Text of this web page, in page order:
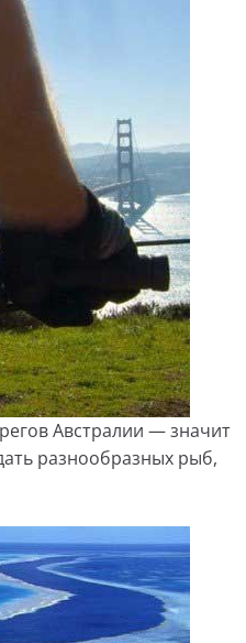
Австралии — значит
разнообразных рыб,